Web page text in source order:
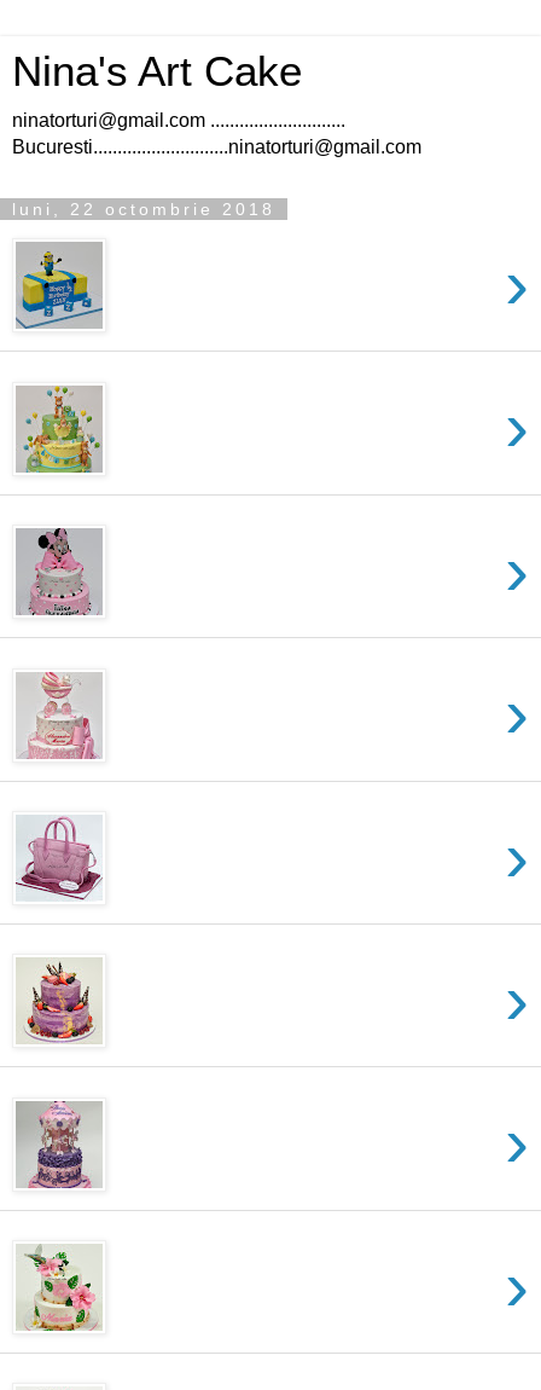
Nina's Art Cake
ninatorturi@gmail.com ............................
Bucuresti............................ninatorturi@gmail.com
luni, 22 octombrie 2018
›
›
›
›
›
›
›
›